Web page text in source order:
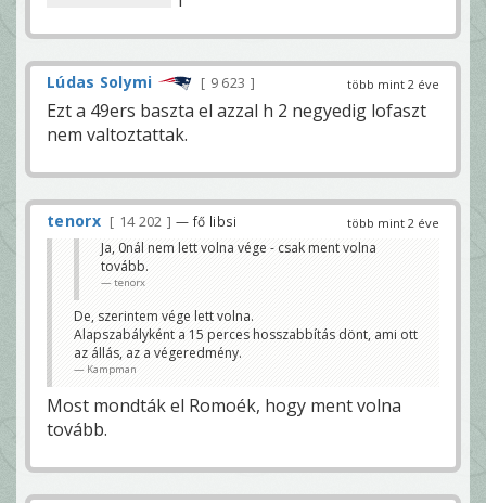
több mint 2 éve
Lúdas Solymi 9 623
Ezt a 49ers baszta el azzal h 2 negyedig lofaszt
nem valtoztattak.
több mint 2 éve
tenorx 14 202 — fő libsi
Ja, 0nál nem lett volna vége - csak ment volna
tovább.
tenorx
De, szerintem vége lett volna.
Alapszabályként a 15 perces hosszabbítás dönt, ami ott
az állás, az a végeredmény.
Kampman
Most mondták el Romoék, hogy ment volna
tovább.